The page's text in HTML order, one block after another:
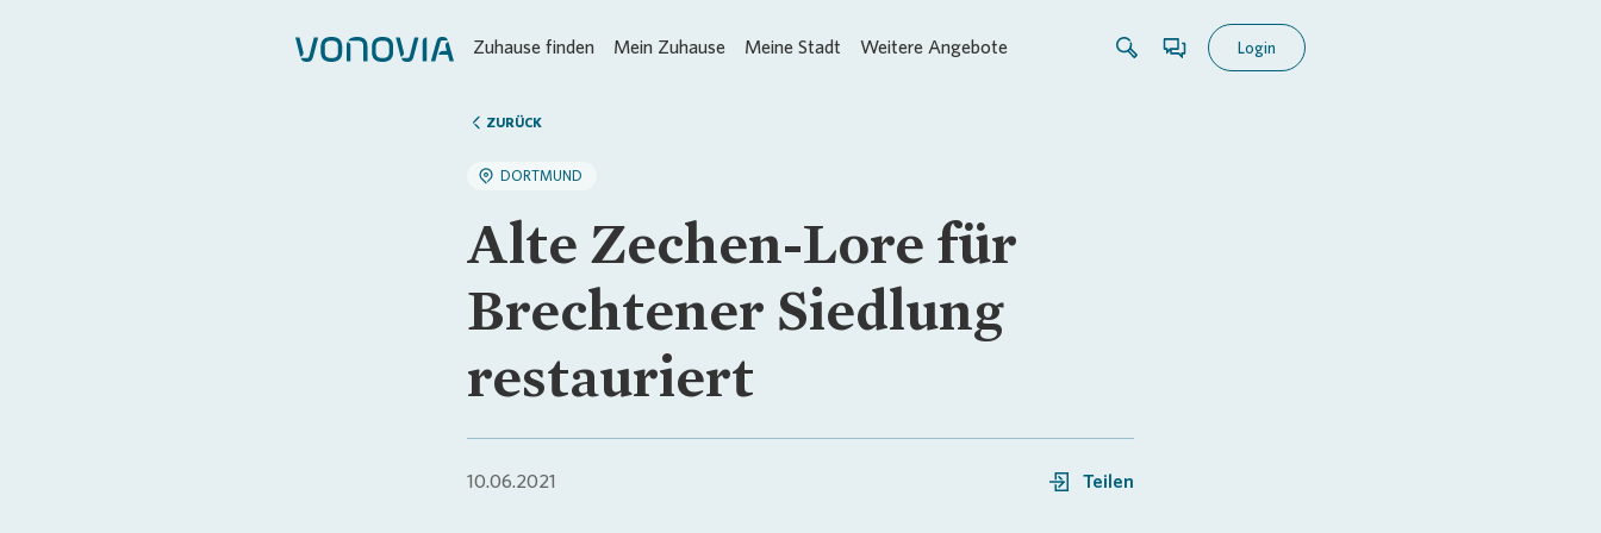
Zuhause finden Mein Zuhause Meine Stadt Weitere Angebote Login
ZURÜCK
DORTMUND
Alte Zechen-Lore für
Brechtener Siedlung
restauriert
10.06.2021 Teilen